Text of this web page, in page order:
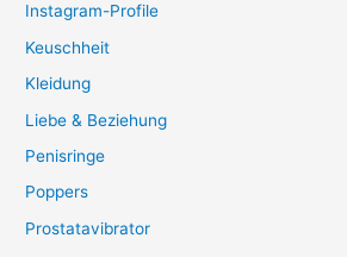
Instagram-Profile
Keuschheit
Kleidung
Liebe & Beziehung
Penisringe
Poppers
Prostatavibrator